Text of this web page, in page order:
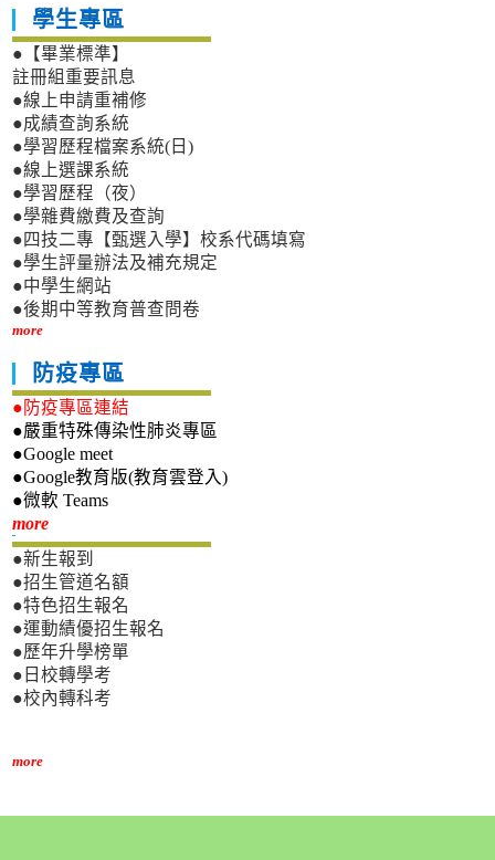
學生專區
●【畢業標準】
註冊組重要訊息
●線上申請重補修
●成績查詢系統
●學習歷程檔案系統(日)
●線上選課系統
●學習歷程（夜）
●學雜費繳費及查詢
●四技二專【甄選入學】校系代碼填寫
●學生評量辦法及補充規定
●中學生網站
●後期中等教育普查問卷
more
防疫專區
●防疫專區連結
●嚴重特殊傳染性肺炎專區
●Google meet
●Google教育版(教育雲登入)
●微軟 Teams
more新生專區
●新生報到
●招生管道名額
●特色招生報名
●運動績優招生報名
●歷年升學榜單
●日校轉學考
●校內轉科考
more